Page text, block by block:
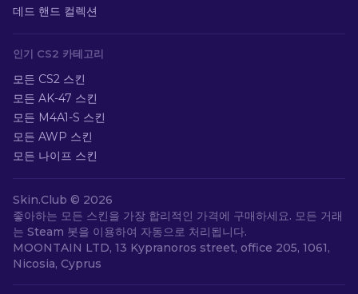
데드 핸드 컬렉션
인기 CS2 카테고리
모든 CS2 스킨
모든 AK-47 스킨
모든 M4A1-S 스킨
모든 AWP 스킨
모든 나이프 스킨
Skin.Club © 2026
좋아하는 모든 스킨을 가장 합리적인 가격에 구매하세요. 모든 거래
는 Steam 봇을 이용하여 자동으로 처리됩니다.
MOONTAIN LTD, 13 Kypranoros street, office 205, 1061,
Nicosia, Cyprus